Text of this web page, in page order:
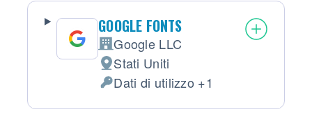
GOOGLE FONTS
Azienda:
Google LLC
Luogo del trattamento:
Stati Uniti
Dati Personali trattati:
Dati di utilizzo +1